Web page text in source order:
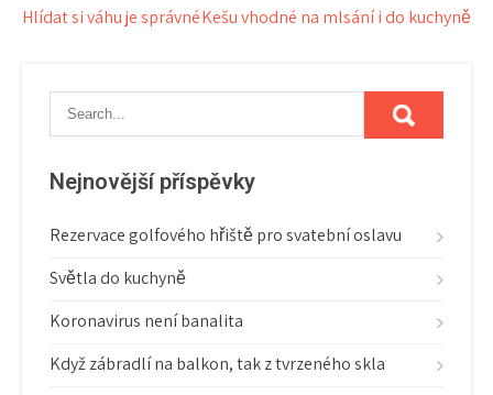
Navigace
příspěvek
Hlídat si váhu je správnéKešu vhodné na mlsání i do kuchyně
Nejnovější příspěvky
Rezervace golfového hřiště pro svatební oslavu
Světla do kuchyně
Koronavirus není banalita
Když zábradlí na balkon, tak z tvrzeného skla